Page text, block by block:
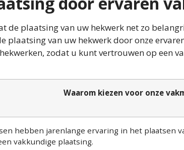
de plaatsing van uw hekwerk net zo
plaatsing van uw hekwerk door onze
zodat u kunt vertrouwen op een
Waarom kiezen voor onze
hebben jarenlange ervaring in het plaatsen
vakkundige plaatsing.